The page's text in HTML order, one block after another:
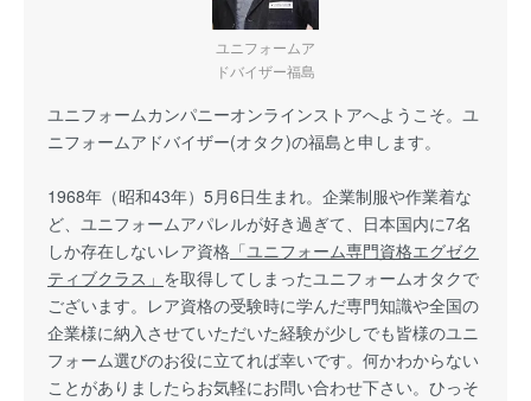
ユニフォームア
ドバイザー福島
ユニフォームカンパニーオンラインストアへようこそ。ユ
ニフォームアドバイザー(オタク)の福島と申します。
1968年（昭和43年）5月6日生まれ。企業制服や作業着な
ど、ユニフォームアパレルが好き過ぎて、日本国内に7名
しか存在しないレア資格 「ユニフォーム専門資格エグゼク
ティブクラス」 を取得してしまったユニフォームオタクで
ございます。レア資格の受験時に学んだ専門知識や全国の
企業様に納入させていただいた経験が少しでも皆様のユニ
フォーム選びのお役に立てれば幸いです。何かわからない
ことがありましたらお気軽にお問い合わせ下さい。ひっそ